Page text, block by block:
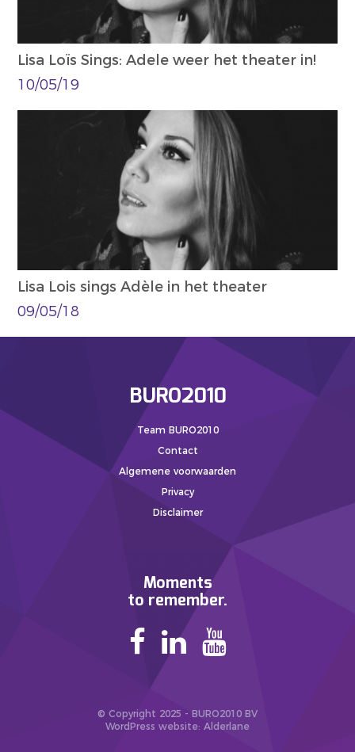
Lisa Loïs Sings: Adele weer het theater in!
10/05/19
Lisa Lois sings Adèle in het theater
09/05/18
BURO2010
Team BURO2010
Contact
Algemene voorwaarden
Privacy
Disclaimer
Moments
to remember.
© Copyright 2025 - BURO2010 BV
WordPress website: Alderlane